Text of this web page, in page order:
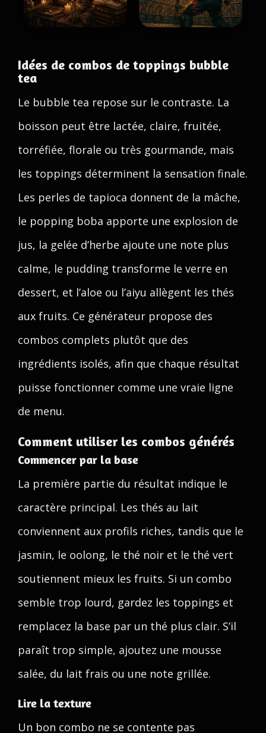
Idées de combos de toppings bubble
tea
Le bubble tea repose sur le contraste. La
boisson peut être lactée, claire, fruitée,
torréfiée, florale ou très gourmande, mais
les toppings déterminent la sensation finale.
Les perles de tapioca donnent de la mâche,
le popping boba apporte une explosion de
jus, la gelée d’herbe ajoute une note plus
calme, le pudding transforme le verre en
dessert, et l’aloe ou l’aiyu allègent les thés
aux fruits. Ce générateur propose des
combos complets plutôt que des
ingrédients isolés, afin que chaque résultat
puisse fonctionner comme une vraie ligne
de menu.
Comment utiliser les combos générés
Commencer par la base
La première partie du résultat indique le
caractère principal. Les thés au lait
conviennent aux profils riches, tandis que le
jasmin, le oolong, le thé noir et le thé vert
soutiennent mieux les fruits. Si un combo
semble trop lourd, gardez les toppings et
remplacez la base par un thé plus clair. S’il
paraît trop simple, ajoutez une mousse
salée, du lait frais ou une note grillée.
Lire la texture
Un bon combo ne se contente pas